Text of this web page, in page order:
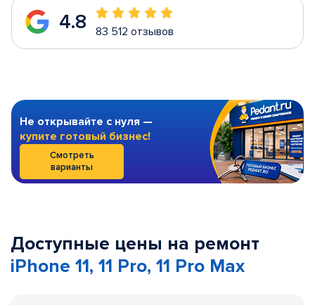
4.8 83 512 отзывов
Не открывайте с нуля —
купите готовый бизнес!
Смотреть
варианты
Доступные цены на ремонт
iPhone 11, 11 Pro, 11 Pro Max